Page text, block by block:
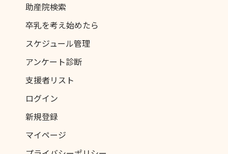
助産院検索
卒乳を考え始めたら
スケジュール管理
アンケート診断
支援者リスト
ログイン
新規登録
マイページ